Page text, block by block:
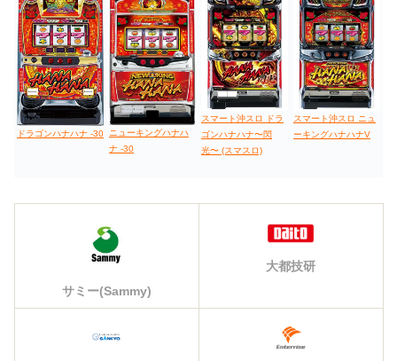
ドラゴンハナハナ -30 ニューキングハナハ
ナ -30
スマート沖スロ ドラ
ゴンハナハナ〜閃
光〜 (スマスロ)
スマート沖スロ ニュ
ーキングハナハナV
サミー(Sammy)
大都技研